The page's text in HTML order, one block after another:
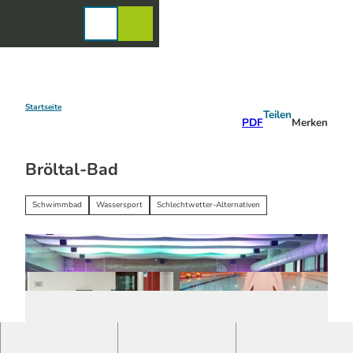
Startseite
PDF
Teilen
Merken
Bröltal-Bad
Schwimmbad Wassersport Schlechtwetter-Alternativen